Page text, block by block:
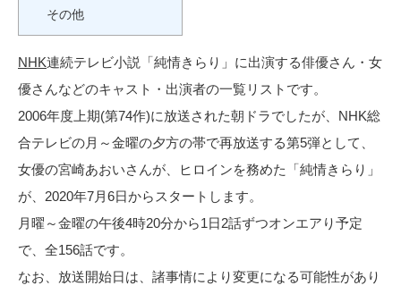
その他
NHK連続テレビ小説「純情きらり」に出演する俳優さん・女
優さんなどのキャスト・出演者の一覧リストです。
2006年度上期(第74作)に放送された朝ドラでしたが、NHK総
合テレビの月～金曜の夕方の帯で再放送する第5弾として、
女優の宮崎あおいさんが、ヒロインを務めた「純情きらり」
が、2020年7月6日からスタートします。
月曜～金曜の午後4時20分から1日2話ずつオンエアり予定
で、全156話です。
なお、放送開始日は、諸事情により変更になる可能性があり